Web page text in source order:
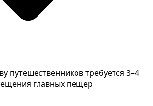
путешественников требуется 3–4
главных пещер